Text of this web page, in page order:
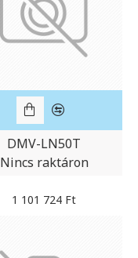
DMV-LN50T
Nincs raktáron
1 101 724 Ft